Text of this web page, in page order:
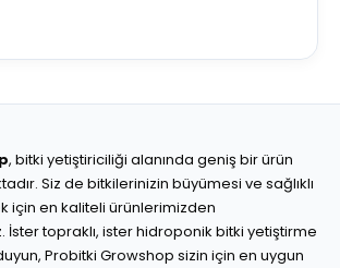
, bitki yetiştiriciliği alanında geniş bir ürün
Siz de bitkilerinizin büyümesi ve sağlıklı
için en kaliteli ürünlerimizden
topraklı, ister hidroponik bitki yetiştirme
Probitki Growshop sizin için en uygun